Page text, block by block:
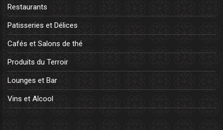
Restaurants
Patisseries et Délices
Cafés et Salons de thé
Produits du Terroir
Lounges et Bar
Vins et Alcool